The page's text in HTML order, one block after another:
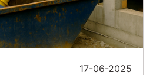
17-06-2025